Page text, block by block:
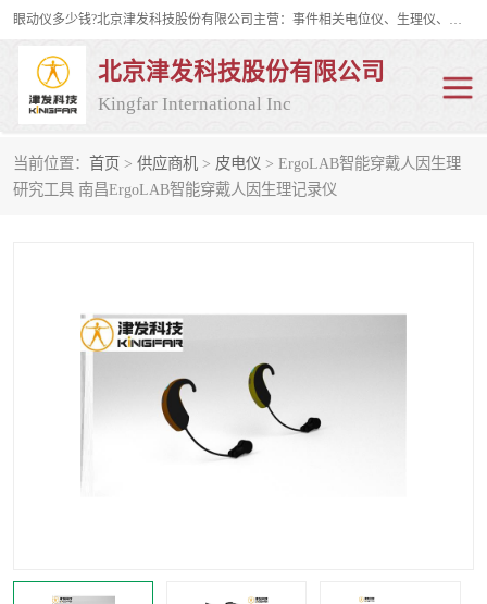
眼动仪多少钱?北京津发科技股份有限公司主营：事件相关电位仪、生理仪、肌电仪、脑电仪、皮电仪、眼动仪；是国家级高新技术企业、科技部认定的科技型中小企业和中关村高新技术企业，具备保密资格，具备自主进出口经营权；自主研发技术、产品与服务荣获多项省部级科学技术奖励、国家发明专利、国家软件著作权和省部级新技术新产品（服务）认证。
北京津发科技股份有限公司
Kingfar International Inc
当前位置： 首页 > 供应商机 > 皮电仪 > ErgoLAB智能穿戴人因生理
研究工具 南昌ErgoLAB智能穿戴人因生理记录仪
皮电仪 脑电仪
行为观察与表情分析
人机交互实验室
神经营销与消费行为实验